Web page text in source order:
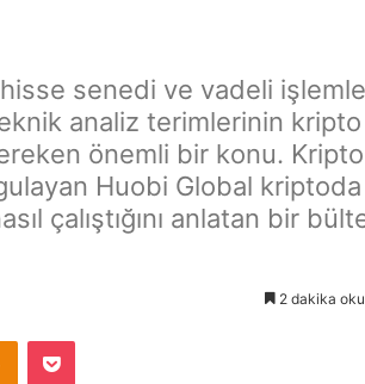
hisse senedi ve vadeli
analiz terimlerinin kripto
önemli bir konu.
Huobi Global kriptoda
çalıştığını anlatan bir
2 dakika
Odnoklassniki
Pocket